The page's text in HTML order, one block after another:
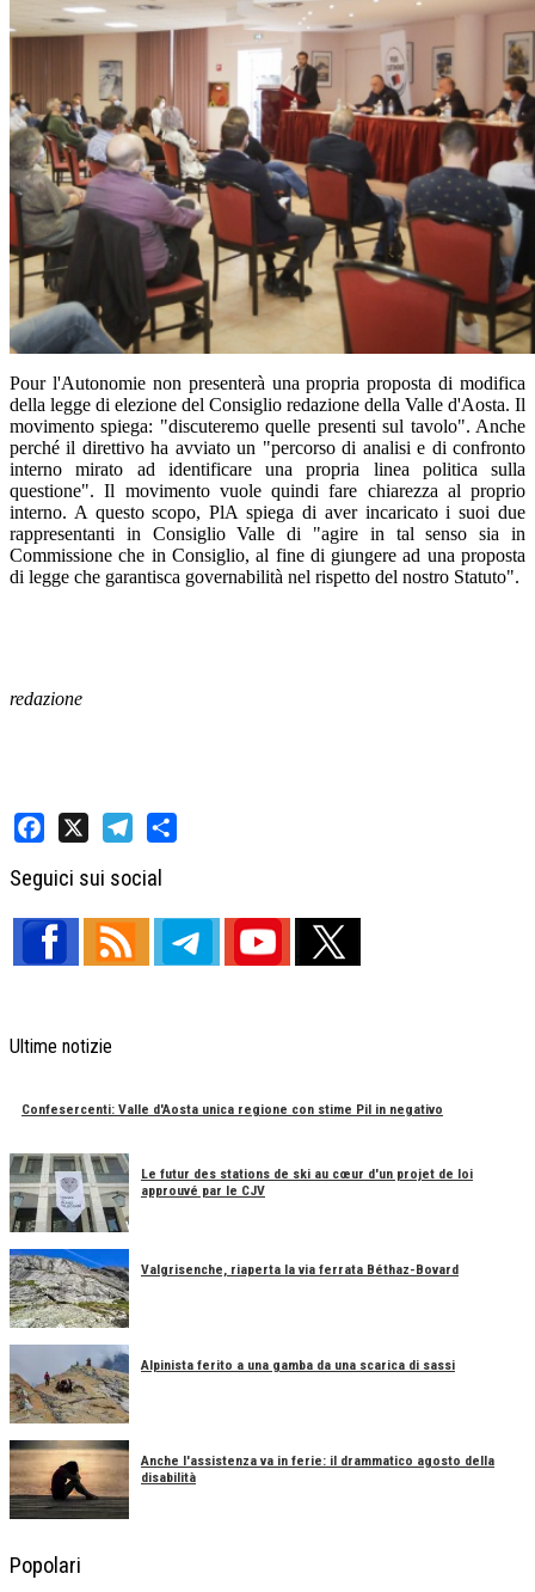
Pour l'Autonomie non presenterà una propria proposta di modifica
della legge di elezione del Consiglio redazione della Valle d'Aosta. Il
movimento spiega: "discuteremo quelle presenti sul tavolo". Anche
perché il direttivo ha avviato un "percorso di analisi e di confronto
interno mirato ad identificare una propria linea politica sulla
questione". Il movimento vuole quindi fare chiarezza al proprio
interno. A questo scopo, PlA spiega di aver incaricato i suoi due
rappresentanti in Consiglio Valle di "agire in tal senso sia in
Commissione che in Consiglio, al fine di giungere ad una proposta
di legge che garantisca governabilità nel rispetto del nostro Statuto".
redazione
Seguici sui social
Ultime notizie
Confesercenti: Valle d'Aosta unica regione con stime Pil in negativo
Le futur des stations de ski au cœur d'un projet de loi
approuvé par le CJV
Valgrisenche, riaperta la via ferrata Béthaz-Bovard
Alpinista ferito a una gamba da una scarica di sassi
Anche l'assistenza va in ferie: il drammatico agosto della
disabilità
Popolari